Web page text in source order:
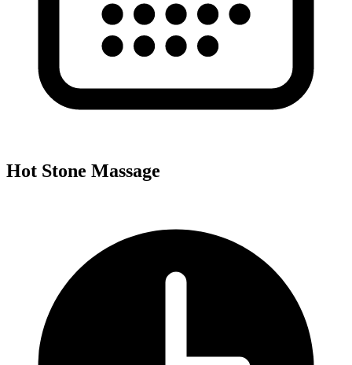
Hot Stone Massage